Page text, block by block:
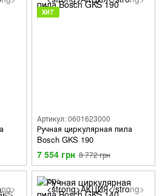
ХИТ
Артикул: 0601623000
Ручная циркулярная пила
Bosch GKS 190
7 554 грн 8 772 грн